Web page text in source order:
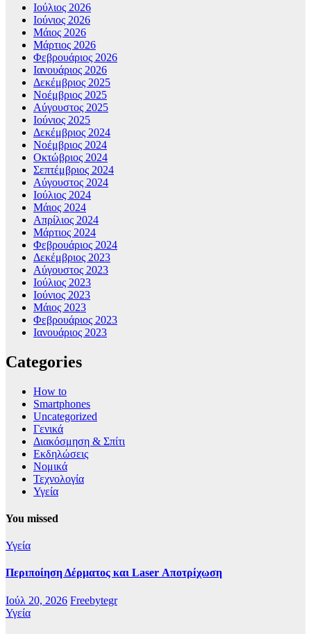
Ιούλιος 2026
Ιούνιος 2026
Μάιος 2026
Μάρτιος 2026
Φεβρουάριος 2026
Ιανουάριος 2026
Δεκέμβριος 2025
Νοέμβριος 2025
Αύγουστος 2025
Ιούνιος 2025
Δεκέμβριος 2024
Νοέμβριος 2024
Οκτώβριος 2024
Σεπτέμβριος 2024
Αύγουστος 2024
Ιούλιος 2024
Μάιος 2024
Απρίλιος 2024
Μάρτιος 2024
Φεβρουάριος 2024
Δεκέμβριος 2023
Αύγουστος 2023
Ιούλιος 2023
Ιούνιος 2023
Μάιος 2023
Φεβρουάριος 2023
Ιανουάριος 2023
Categories
How to
Smartphones
Uncategorized
Γενικά
Διακόσμηση & Σπίτι
Εκδηλώσεις
Νομικά
Τεχνολογία
Υγεία
You missed
Υγεία
Περιποίηση Δέρματος και Laser Αποτρίχωση
Ιούλ 20, 2026 Freebytegr
Υγεία